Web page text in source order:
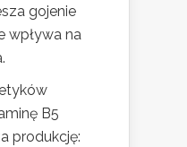
gojenie
wpływa na
B5
produkcję: